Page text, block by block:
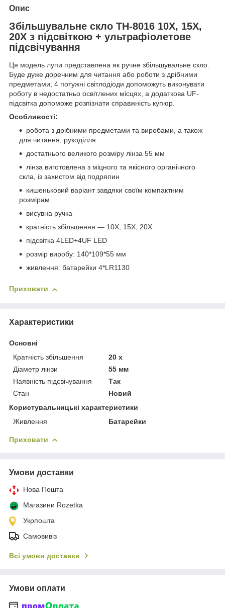
Опис
Збільшувальне скло TH-8016 10Х, 15Х,
20Х з підсвіткою + ультрафіолетове
підсвічування
Ця модель лупи представлена як ручне збільшувальне скло.
Буде дуже доречним для читання або роботи з дрібними
предметами, 4 потужні світлодіоди допоможуть виконувати
роботу в недостатньо освітлених місцях, а додаткова UF-
підсвітка допоможе розпізнати справжність купюр.
Особливості:
робота з дрібними предметами та виробами, а також
для читання, рукоділля
достатнього великого розміру лінза 55 мм
лінза виготовлена з міцного та якісного органічного
скла, із захистом від подряпин
кишеньковий варіант завдяки своїм компактним
розмірам
висувна ручка
кратність збільшення — 10Х, 15Х, 20Х
підсвітка 4LED+4UF LED
розмір виробу: 140*109*55 мм
живлення: батарейки 4*LR1130
Приховати
Характеристики
Основні
Кратність збільшення
20 х
Діаметр лінзи
55 мм
Наявність підсвічування
Так
Стан
Новий
Користувальницькі характеристики
Живлення
Батарейки
Приховати
Умови доставки
Нова Пошта
Магазини Rozetka
Укрпошта
Самовивіз
Всі умови доставки
Умови оплати